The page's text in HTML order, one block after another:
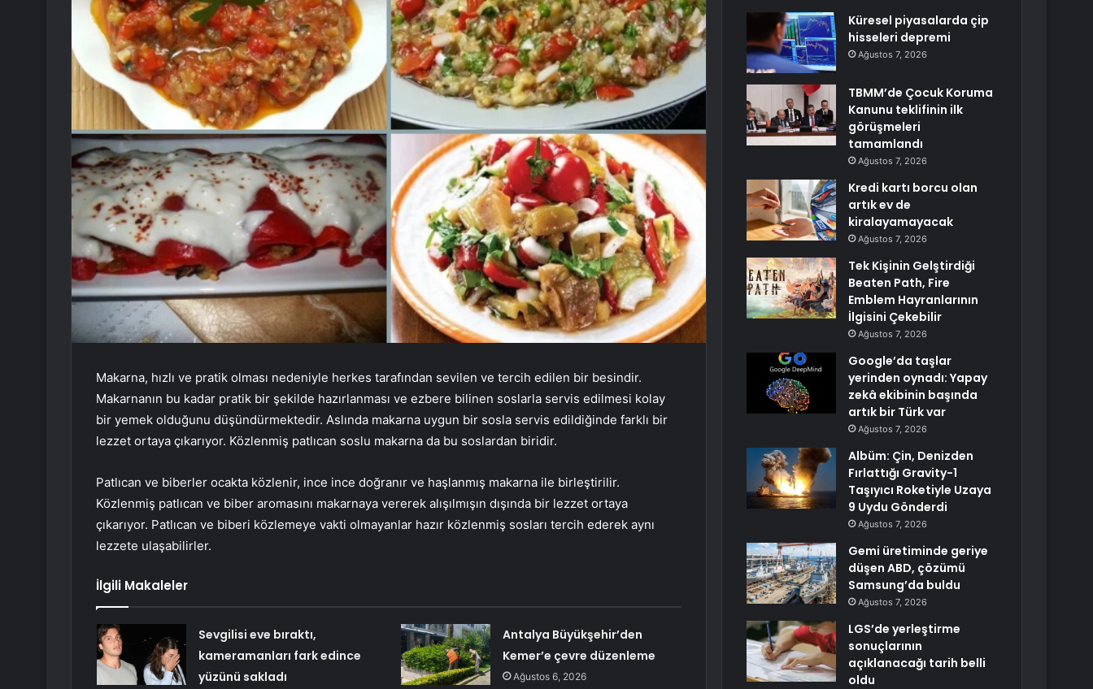
Makarna, hızlı ve pratik olması nedeniyle herkes tarafından sevilen ve tercih edilen bir besindir.
Makarnanın bu kadar pratik bir şekilde hazırlanması ve ezbere bilinen soslarla servis edilmesi kolay
bir yemek olduğunu düşündürmektedir. Aslında makarna uygun bir sosla servis edildiğinde farklı bir
lezzet ortaya çıkarıyor. Közlenmiş patlıcan soslu makarna da bu soslardan biridir.
Patlıcan ve biberler ocakta közlenir, ince ince doğranır ve haşlanmış makarna ile birleştirilir.
Közlenmiş patlıcan ve biber aromasını makarnaya vererek alışılmışın dışında bir lezzet ortaya
çıkarıyor. Patlıcan ve biberi közlemeye vakti olmayanlar hazır közlenmiş sosları tercih ederek aynı
lezzete ulaşabilirler.
İlgili Makaleler
Sevgilisi eve bıraktı,
kameramanları fark edince
yüzünü sakladı
Antalya Büyükşehir’den
Kemer’e çevre düzenleme
Ağustos 6, 2026
Küresel piyasalarda çip
hisseleri depremi
Ağustos 7, 2026
TBMM’de Çocuk Koruma
Kanunu teklifinin ilk
görüşmeleri
tamamlandı
Ağustos 7, 2026
Kredi kartı borcu olan
artık ev de
kiralayamayacak
Ağustos 7, 2026
Tek Kişinin Gelştirdiği
Beaten Path, Fire
Emblem Hayranlarının
İlgisini Çekebilir
Ağustos 7, 2026
Google’da taşlar
yerinden oynadı: Yapay
zekâ ekibinin başında
artık bir Türk var
Ağustos 7, 2026
Albüm: Çin, Denizden
Fırlattığı Gravity-1
Taşıyıcı Roketiyle Uzaya
9 Uydu Gönderdi
Ağustos 7, 2026
Gemi üretiminde geriye
düşen ABD, çözümü
Samsung’da buldu
Ağustos 7, 2026
LGS’de yerleştirme
sonuçlarının
açıklanacağı tarih belli
oldu